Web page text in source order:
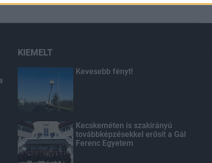
KIEMELT
Kevesebb fényt!
Kecskeméten is szakirányú
továbbképzésekkel erősít a Gál
Ferenc Egyetem